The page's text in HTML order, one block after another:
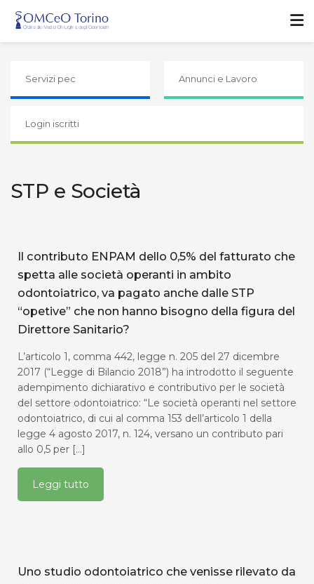
Servizi pec Annunci e Lavoro
Login iscritti
STP e Società
Il contributo ENPAM dello 0,5% del fatturato che
spetta alle società operanti in ambito
odontoiatrico, va pagato anche dalle STP
“opetive” che non hanno bisogno della figura del
Direttore Sanitario?
L’articolo 1, comma 442, legge n. 205 del 27 dicembre
2017 (“Legge di Bilancio 2018”) ha introdotto il seguente
adempimento dichiarativo e contributivo per le società
del settore odontoiatrico: “Le società operanti nel settore
odontoiatrico, di cui al comma 153 dell’articolo 1 della
legge 4 agosto 2017, n. 124, versano un contributo pari
allo 0,5 per […]
Leggi tutto
Uno studio odontoiatrico che venisse rilevato da